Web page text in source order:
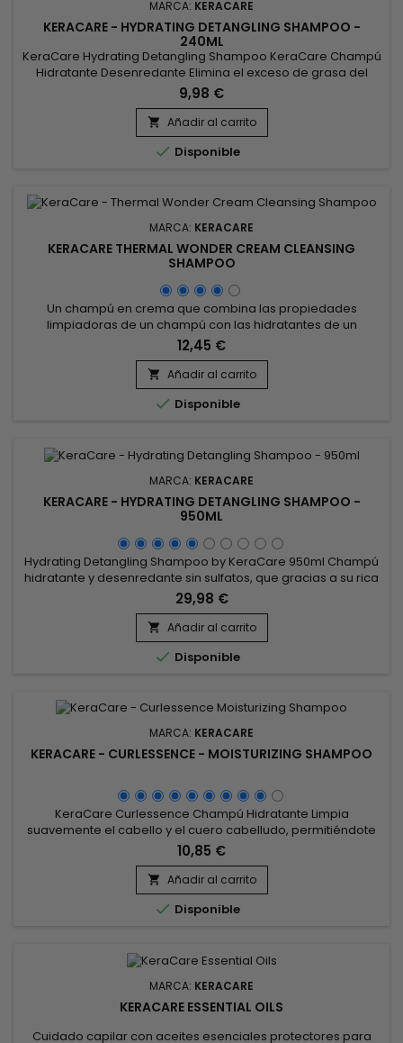
MARCA: KERACARE
KERACARE - HYDRATING DETANGLING SHAMPOO -
240ML
KeraCare Hydrating Detangling Shampoo KeraCare Champú
Hidratante Desenredante Elimina el exceso de grasa del
cabello y el cuero cabelludo sin pelar.&nbsp; Disminuye la
fricción entre fibras.&nbsp; Repara las áreas dañadas a lo
largo del tallo del cabello y las puntas abiertas.&nbsp;
Mejora la alineación de la cutícula. Contiene extractos
botánicos...
9,98 €
 Añadir al carrito
 Disponible
MARCA: KERACARE
KERACARE THERMAL WONDER CREAM CLEANSING
SHAMPOO
Un champú en crema que combina las propiedades
limpiadoras de un champú con las hidratantes de un
acondicionador. &nbsp;KeraCare Thermal Wonder Crema
Limpiadora está formulada para limpiar suavemente el
cabello a la vez que lo nutre e hidrata.&nbsp; A base de
queratina, repara el cabello dañado rellenando las
grietas.&nbsp; Gracias a las propiedades...
12,45 €
 Añadir al carrito
 Disponible
MARCA: KERACARE
KERACARE - HYDRATING DETANGLING SHAMPOO -
950ML
Hydrating Detangling Shampoo by KeraCare 950ml Champú
hidratante y desenredante sin sulfatos, que gracias a su rica
espuma limpia suavemente, elimina las impurezas y el
exceso de grasa sin decapar.&nbsp; pH equilibrado y
excelente para cabello relajado, con permanente o
teñido.&nbsp; Gracias a su fórmula enriquecida con
proteínas de Trigo, Keracare...
29,98 €
 Añadir al carrito
 Disponible
MARCA: KERACARE
KERACARE - CURLESSENCE - MOISTURIZING SHAMPOO
KeraCare Curlessence Champú Hidratante Limpia
suavemente el cabello y el cuero cabelludo, permitiéndote
eliminar el exceso de acumulación de productos de
peinado sin eliminar todos tus aceites naturales. Hidrata,
desenreda y aporta brillo maravillosamente.
10,85 €
 Añadir al carrito
 Disponible
MARCA: KERACARE
KERACARE ESSENTIAL OILS
Cuidado capilar con aceites esenciales protectores para